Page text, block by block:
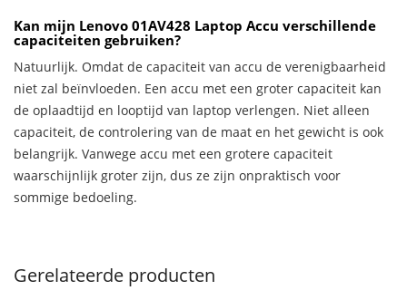
Kan mijn Lenovo 01AV428 Laptop Accu verschillende
capaciteiten gebruiken?
Natuurlijk. Omdat de capaciteit van accu de verenigbaarheid
niet zal beïnvloeden. Een accu met een groter capaciteit kan
de oplaadtijd en looptijd van laptop verlengen. Niet alleen
capaciteit, de controlering van de maat en het gewicht is ook
belangrijk. Vanwege accu met een grotere capaciteit
waarschijnlijk groter zijn, dus ze zijn onpraktisch voor
sommige bedoeling.
Gerelateerde producten